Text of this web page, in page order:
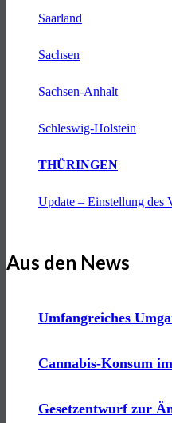
Saarland
Sachsen
Sachsen-Anhalt
Schleswig-Holstein
THÜRINGEN
Update – Einstellung des
Aus den News
Umfangreiches
Cannabis-Konsum
Gesetzentwurf zur